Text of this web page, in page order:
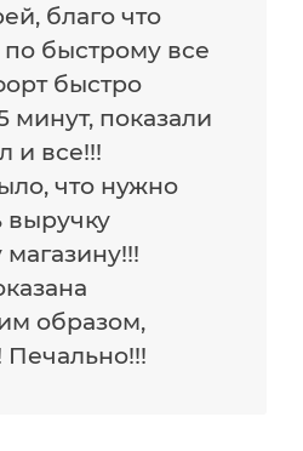
благо что
быстрому все
быстро
минут, показали
и все!!!
что нужно
выручку
образом,
Печально!!!